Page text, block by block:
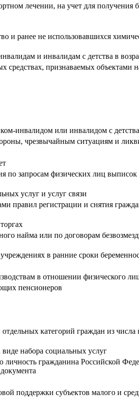
лечении, на учет для получения
и ранее не использовавшихся
и инвалидам с детства в
признаваемых объектами
инвалидом или инвалидом с детства
чрезвычайным ситуациям и
запросам физических лиц
услуг и услуг связи
регистрации и снятия
найма или по договорам
в ранние сроки
в отношении физического
пенсионеров
категорий граждан из числа
набора социальных услуг
личность гражданина Российской
поддержки субъектов малого и